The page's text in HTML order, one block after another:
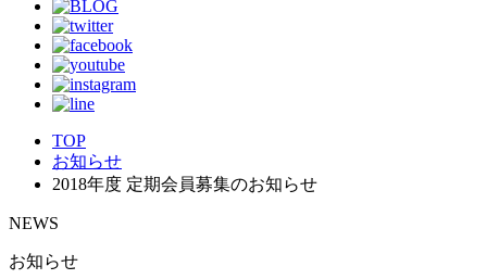
TOP
お知らせ
2018年度 定期会員募集のお知らせ
NEWS
お知らせ